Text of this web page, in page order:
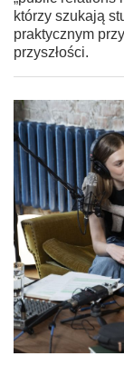
którzy szukają
praktycznym
przyszłości.